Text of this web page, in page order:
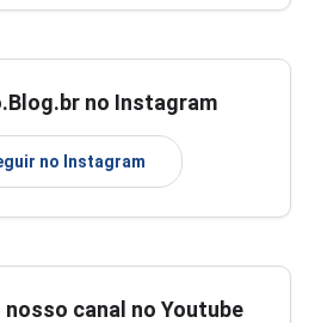
no Instagram
no Instagram
canal no Youtube